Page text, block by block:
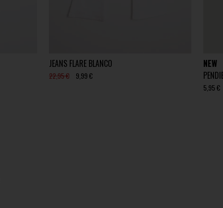
JEANS FLARE BLANCO
22,95 € 9,99 €
NEW
5,95 €